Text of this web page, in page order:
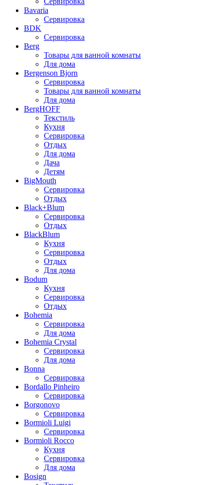
Bavaria
Сервировка
BDK
Сервировка
Berg
Товары для ванной комнаты
Для дома
Bergenson Bjorn
Сервировка
Товары для ванной комнаты
Для дома
BergHOFF
Текстиль
Кухня
Сервировка
Отдых
Для дома
Дача
Детям
BigMouth
Сервировка
Отдых
Black+Blum
Сервировка
Отдых
BlackBlum
Кухня
Сервировка
Отдых
Для дома
Bodum
Кухня
Сервировка
Отдых
Bohemia
Сервировка
Для дома
Bohemia Crystal
Сервировка
Для дома
Bonna
Сервировка
Bordallo Pinheiro
Сервировка
Borgonovo
Сервировка
Bormioli Luigi
Сервировка
Bormioli Rocco
Кухня
Сервировка
Для дома
Bosign